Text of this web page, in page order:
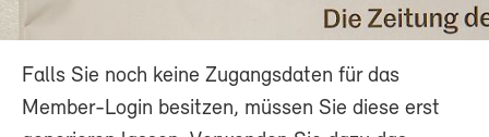
Falls Sie noch keine Zugangsdaten für das
Member-Login besitzen, müssen Sie diese erst